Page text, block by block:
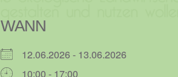
WANN
12.06.2026 - 13.06.2026
10:00 - 17:00